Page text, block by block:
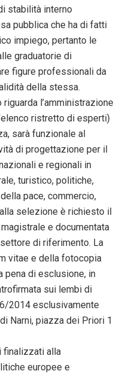
stabilità interno
pubblica che ha di fatti
impiego, pertanto le
graduatorie di
figure professionali da
della stessa.
riguarda l’amministrazione
ristretto di esperti)
sarà funzionale al
di progettazione per il
e regionali in
turistico, politiche,
pace, commercio,
selezione è richiesto il
e documentata
di riferimento. La
vitae e della fotocopia
pena di esclusione, in
sui lembi di
2014 esclusivamente
Narni, piazza dei Priori 1
finalizzati alla
europee e